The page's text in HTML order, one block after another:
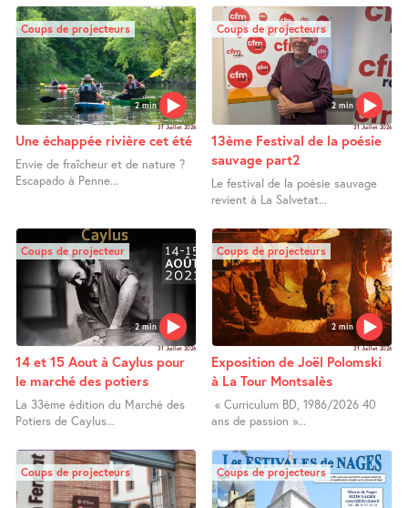
2 min
Coups de projecteurs
31 Juillet 2026
Une échappée rivière cet été
Envie de fraîcheur et de nature ?
Escapado à Penne...
2 min
Coups de projecteurs
31 Juillet 2026
13ème Festival de la poésie
sauvage part2
Le festival de la poésie sauvage
revient à La Salvetat...
2 min
Coups de projecteur
31 Juillet 2026
14 et 15 Aout à Caylus pour
le marché des potiers
La 33ème édition du Marché des
Potiers de Caylus...
2 min
Coups de projecteurs
31 Juillet 2026
Exposition de Joël Polomski
à La Tour Montsalès
« Curriculum BD, 1986/2026 40
ans de passion »...
Coups de projecteurs Coups de projecteurs